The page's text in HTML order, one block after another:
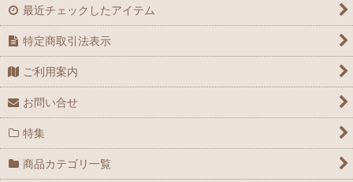
69巻（2023年）
68巻（2022年）
66巻（2020年）
最近チェックしたアイテム
特定商取引法表示
ご利用案内
お問い合せ
特集
商品カテゴリ一覧